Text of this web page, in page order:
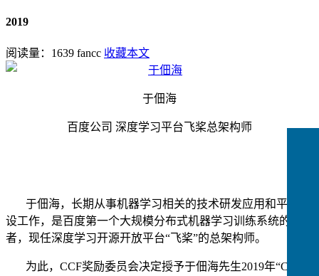
2019
阅读量： 1639 fancc 收藏本文
于佃海
百度公司 深度学习平台飞桨总架构师
于佃海，长期从事机器学习相关的技术研发应用和平台建
设工作，是百度第一个大规模分布式机器学习训练系统的构建
者，现任深度学习开源开放平台“飞桨”的总架构师。
为此，CCF奖励委员会决定授予于佃海先生2019年“CCF